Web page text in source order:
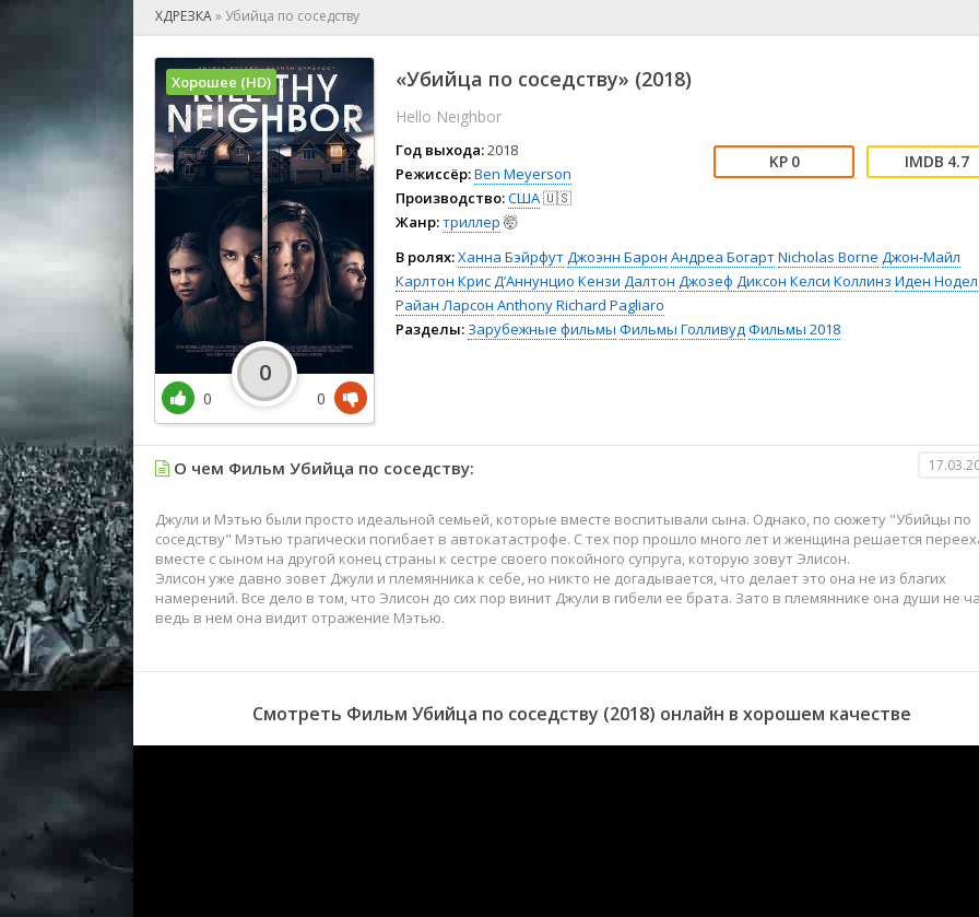
🕺 Мюзикл
👨‍💼 Новости
👨‍💻 Реальное тв
🎤 Ток-шоу
😱 Ужасы
🧙‍♀️ Фантастика
🤠 Фильм-нуар
🧝‍♂️ Фэнтези
🏅 Церемония
ХДРЕЗКА» Убийца по соседству
«Убийца по соседству» (2018)
Hello Neighbor
Год выхода:2018
Режиссёр:Ben Meyerson
Производство:США🇺🇸
Жанр:триллер 🤯
0 4.7
В ролях:Ханна БэйрфутДжоэнн Барон Андреа БогартNicholas Borne Джон-Майл
Карлтон Крис Д’Аннунцио Кензи Далтон Джозеф Диксон Келси Коллинз Иден Нодел
Райан Ларсон Anthony Richard Pagliaro
Разделы: Зарубежные фильмы Фильмы ГолливудФильмы 2018
Хорошее (HD)
0
0
0
О чем Фильм Убийца по соседству:
Джули и Мэтью были просто идеальной семьей, которые вместе воспитывали сына. Однако, по сюжету "Убийцы по
соседству" Мэтью трагически погибает в автокатастрофе. С тех пор прошло много лет и женщина решается
вместе с сыном на другой конец страны к сестре своего покойного супруга, которую зовут Элисон.
Элисон уже давно зовет Джули и племянника к себе, но никто не догадывается, что делает это она не из благих
намерений. Все дело в том, что Элисон до сих пор винит Джули в гибели ее брата. Зато в племяннике она души не
ведь в нем она видит отражение Мэтью.
Смотреть Фильм Убийца по соседству (2018) онлайн в хорошем качестве